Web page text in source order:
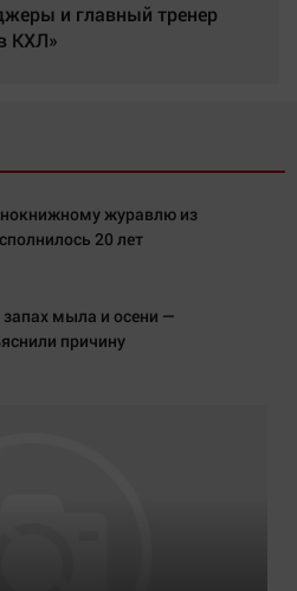
и главный тренер
КХЛ»
журавлю из
20 лет
запах мыла и осени —
причину